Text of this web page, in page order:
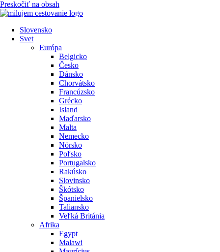
Preskočiť na obsah
Slovensko
Svet
Európa
Belgicko
Česko
Dánsko
Chorvátsko
Francúzsko
Grécko
Island
Maďarsko
Malta
Nemecko
Nórsko
Poľsko
Portugalsko
Rakúsko
Slovinsko
Škótsko
Španielsko
Taliansko
Veľká Británia
Afrika
Egypt
Malawi